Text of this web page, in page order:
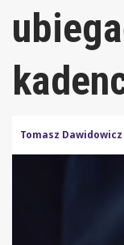
Tomasz Dawidowicz